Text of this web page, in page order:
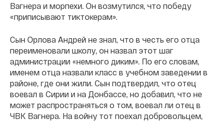
Вагнера и морпехи. Он возмутился, что победу
«приписывают тиктокерам».
Сын Орлова Андрей не знал, что в честь его отца
переименовали школу, он назвал этот шаг
администрации «немного диким». По его словам,
именем отца назвали класс в учебном заведении в
районе, где они жили. Сын подтвердил, что отец
воевал в Сирии и на Донбассе, но добавил, что не
может распространяться о том, воевал ли отец в
ЧВК Вагнера. На войну тот поехал добровольцем,